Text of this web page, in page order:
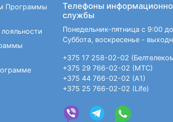
Программы
Телефоны
службы
Понедельник-пятница с 9:00
Суббота, воскресенье -
+375 17 258-02-02
+375 29 766-02-02 (МТС)
+375 44 766-02-02 (А1)
+375 25 766-02-02 (Life)